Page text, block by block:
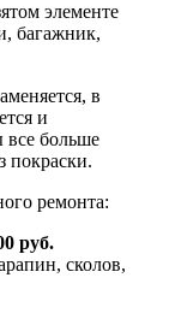
элементе
багажник,
в
и
все больше
покраски.
ремонта:
руб.
сколов,